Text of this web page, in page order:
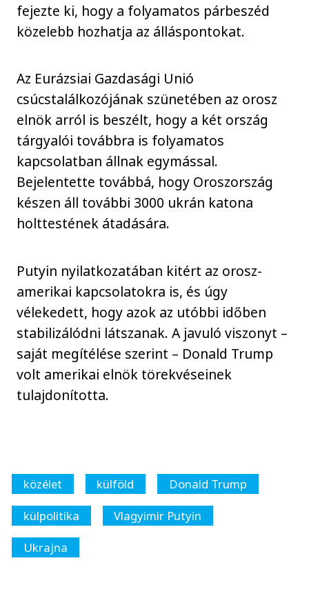
fejezte ki, hogy a folyamatos párbeszéd
közelebb hozhatja az álláspontokat.
Az Eurázsiai Gazdasági Unió
csúcstalálkozójának szünetében az orosz
elnök arról is beszélt, hogy a két ország
tárgyalói továbbra is folyamatos
kapcsolatban állnak egymással.
Bejelentette továbbá, hogy Oroszország
készen áll további 3000 ukrán katona
holttestének átadására.
Putyin nyilatkozatában kitért az orosz-
amerikai kapcsolatokra is, és úgy
vélekedett, hogy azok az utóbbi időben
stabilizálódni látszanak. A javuló viszonyt –
saját megítélése szerint – Donald Trump
volt amerikai elnök törekvéseinek
tulajdonította.
közélet külföld
Donald Trump
külpolitika
Vlagyimir Putyin
Ukrajna